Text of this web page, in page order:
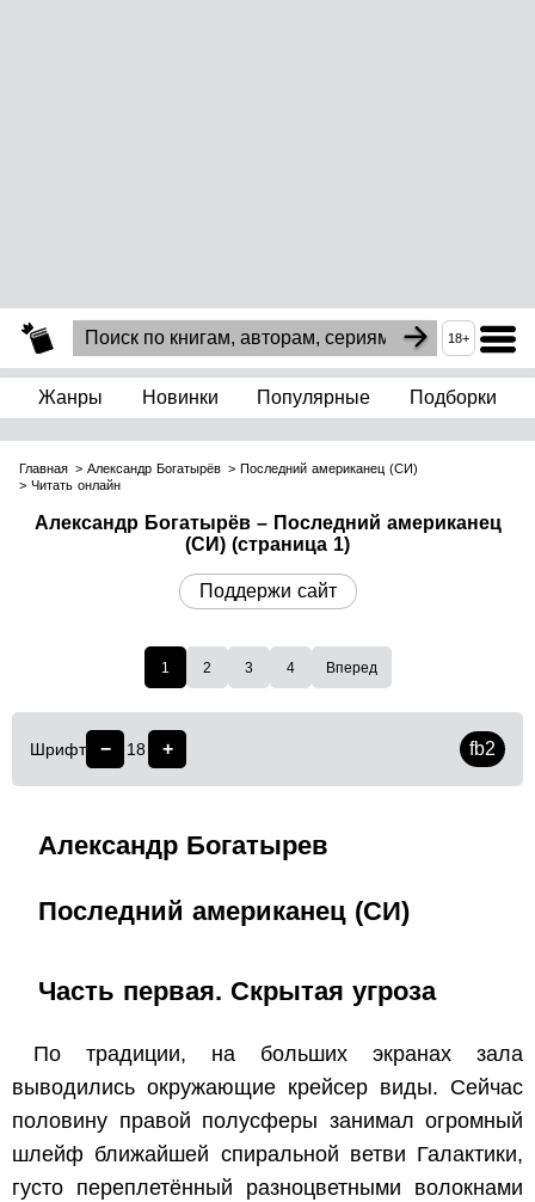
18+
Жанры Новинки Популярные Подборки
Главная Александр Богатырёв
Последний американец (СИ)
Читать онлайн
Александр Богатырёв – Последний американец
(СИ) (страница 1)
Поддержи сайт
1 2 3 4 Вперед
Шрифт − 18 + fb2
Александр Богатырев
Последний американец (СИ)
Часть первая. Скрытая угроза
По традиции, на больших экранах зала
выводились окружающие крейсер виды. Сейчас
половину правой полусферы занимал огромный
шлейф ближайшей спиральной ветви Галактики,
густо переплетённый разноцветными волокнами